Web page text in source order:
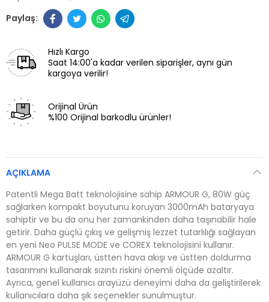
Hızlı Kargo
Saat 14:00'a kadar verilen siparişler, aynı gün
kargoya verilir!
Orijinal Ürün
%100 Orijinal barkodlu ürünler!
AÇIKLAMA
Patentli Mega Batt teknolojisine sahip ARMOUR G, 80W güç
sağlarken kompakt boyutunu koruyan 3000mAh bataryaya
sahiptir ve bu da onu her zamankinden daha taşınabilir hale
getirir. Daha güçlü çıkış ve gelişmiş lezzet tutarlılığı sağlayan
en yeni Neo PULSE MODE ve COREX teknolojisini kullanır.
ARMOUR G kartuşları, üstten hava akışı ve üstten doldurma
tasarımını kullanarak sızıntı riskini önemli ölçüde azaltır.
Ayrıca, genel kullanıcı arayüzü deneyimi daha da geliştirilerek
kullanıcılara daha şık seçenekler sunulmuştur.